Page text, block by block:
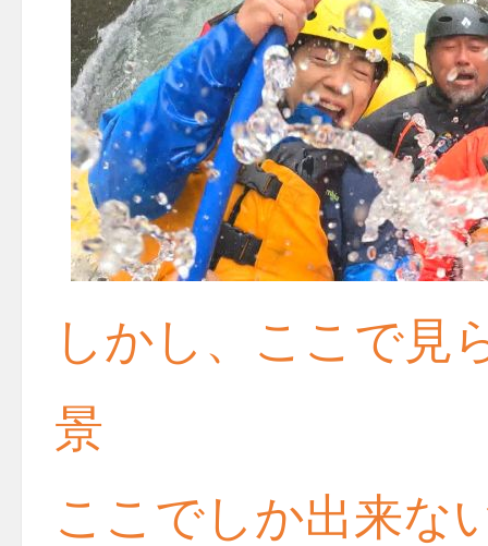
しかし、ここで見
景
ここでしか出来な